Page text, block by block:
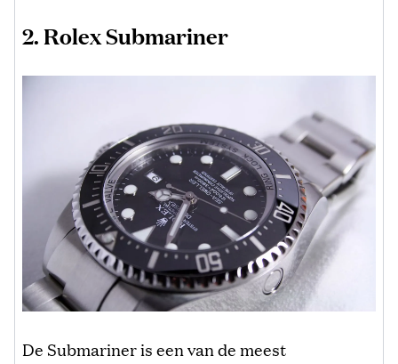
2. Rolex Submariner
De Submariner is een van de meest